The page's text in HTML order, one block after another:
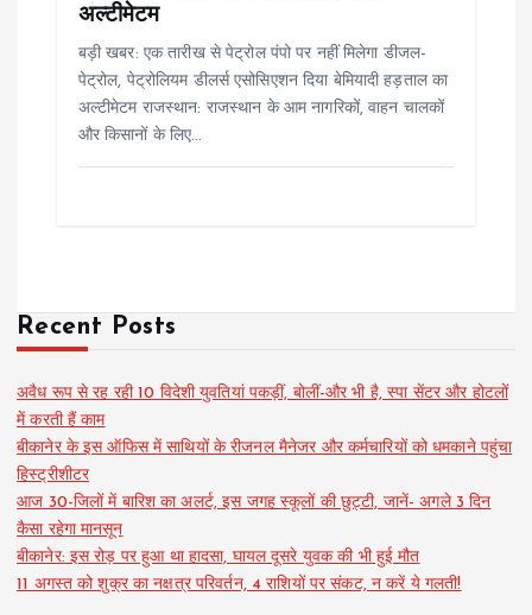
अल्टीमेटम
बड़ी खबर: एक तारीख से पेट्रोल पंपो पर नहीं मिलेगा डीजल-
पेट्रोल, पेट्रोलियम डीलर्स एसोसिएशन दिया बेमियादी हड़ताल का
अल्टीमेटम राजस्थान: राजस्थान के आम नागरिकों, वाहन चालकों
और किसानों के लिए…
Recent Posts
अवैध रूप से रह रही 10 विदेशी युवतियां पकड़ीं, बोलीं-और भी है, स्पा सेंटर और होटलों
में करती हैं काम
बीकानेर के इस ऑफिस में साथियों के रीजनल मैनेजर और कर्मचारियों को धमकाने पहुंचा
हिस्ट्रीशीटर
आज 30-जिलों में बारिश का अलर्ट, इस जगह स्कूलों की छुट्टी, जानें- अगले 3 दिन
कैसा रहेगा मानसून
बीकानेर: इस रोड़ पर हुआ था हादसा, घायल दूसरे युवक की भी हुई मौत
11 अगस्त को शुक्र का नक्षत्र परिवर्तन, 4 राशियों पर संकट, न करें ये गलती!